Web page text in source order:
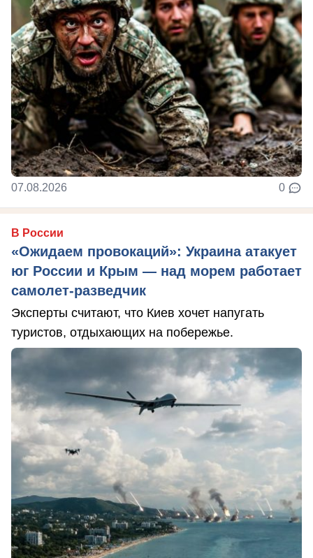
07.08.2026 0
В России
«Ожидаем провокаций»: Украина атакует
юг России и Крым — над морем работает
самолет-разведчик
Эксперты считают, что Киев хочет напугать
туристов, отдыхающих на побережье.